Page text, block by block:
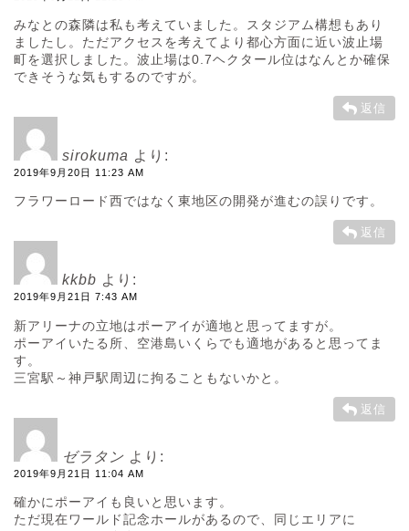
みなとの森隣は私も考えていました。スタジアム構想もあり
ましたし。ただアクセスを考えてより都心方面に近い波止場
町を選択しました。波止場は0.7ヘクタール位はなんとか確保
できそうな気もするのですが。
返信
sirokuma より:
2019年9月20日 11:23 AM
フラワーロード西ではなく東地区の開発が進むの誤りです。
返信
kkbb より:
2019年9月21日 7:43 AM
新アリーナの立地はポーアイが適地と思ってますが。
ポーアイいたる所、空港島いくらでも適地があると思ってま
す。
三宮駅～神戸駅周辺に拘ることもないかと。
返信
ゼラタン より:
2019年9月21日 11:04 AM
確かにポーアイも良いと思います。
ただ現在ワールド記念ホールがあるので、同じエリアに